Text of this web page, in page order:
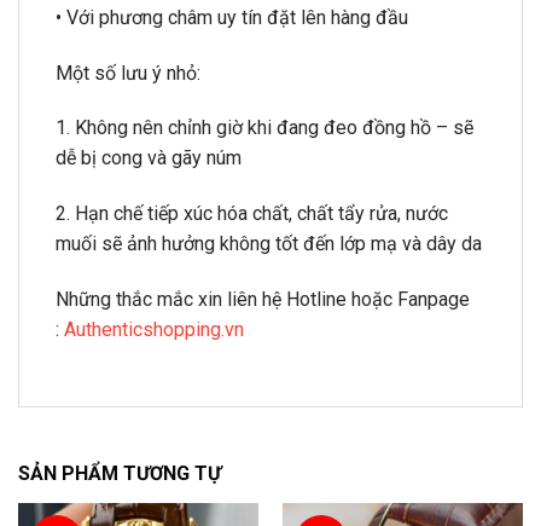
• Với phương châm uy tín đặt lên hàng đầu
Một số lưu ý nhỏ:
1. Không nên chỉnh giờ khi đang đeo đồng hồ – sẽ
dễ bị cong và gãy núm
2. Hạn chế tiếp xúc hóa chất, chất tẩy rửa, nước
muối sẽ ảnh hưởng không tốt đến lớp mạ và dây da
Những thắc mắc xin liên hệ Hotline hoặc Fanpage
: Authenticshopping.vn
SẢN PHẨM TƯƠNG TỰ